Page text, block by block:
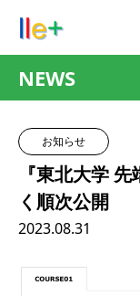
NEWS
お知らせ
『東北大学
く順次公開
2023.08.31